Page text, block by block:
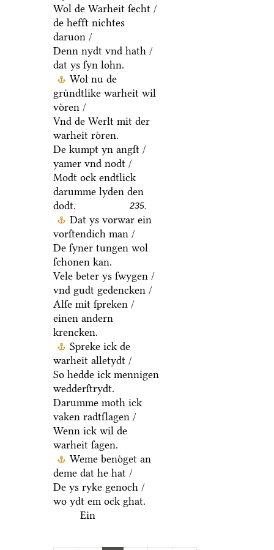
Wol de Warheit ſecht /
de hefft nichtes
daruon /
Denn nydt vnd hath /
dat ys ſyn lohn.
Wol nu de
gruͤndtlike warheit wil
voͤren /
Vnd de Werlt mit der
warheit roͤren.
De kumpt yn angſt /
yamer vnd nodt /
Modt ock endtlick
darumme lyden den
dodt.
235.
Dat ys vorwar ein
vorſtendich man /
De ſyner tungen wol
ſchonen kan.
Vele beter ys ſwygen /
vnd gudt gedencken /
Alſe mit ſpreken /
einen andern
krencken.
Spreke ick de
warheit alletydt /
So hedde ick mennigen
wedderſtrydt.
Darumme moth ick
vaken radtſlagen /
Wenn ick wil de
warheit ſagen.
Weme benoͤget an
deme dat he hat /
De ys ryke genoch /
wo ydt em ock ghat.
Ein